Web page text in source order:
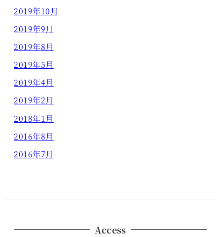
2019年10月
2019年9月
2019年8月
2019年5月
2019年4月
2019年2月
2018年1月
2016年8月
2016年7月
Access